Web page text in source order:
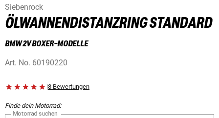
Siebenrock
ÖLWANNENDISTANZRING STANDARD
BMW 2V BOXER-MODELLE
Art. No. 60190220
|8 Bewertungen
Finde dein Motorrad:
Motorrad suchen